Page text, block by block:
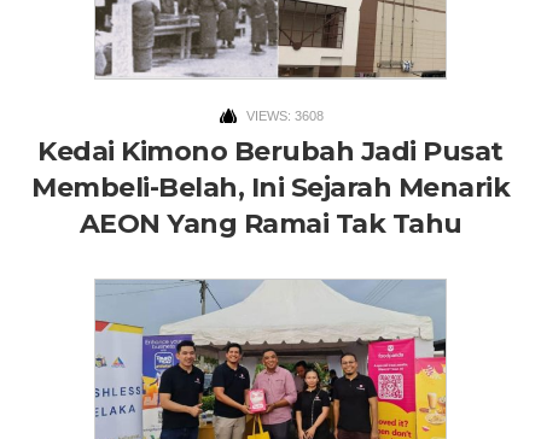
VIEWS: 3608
Kedai Kimono Berubah Jadi Pusat
Membeli-Belah, Ini Sejarah Menarik
AEON Yang Ramai Tak Tahu